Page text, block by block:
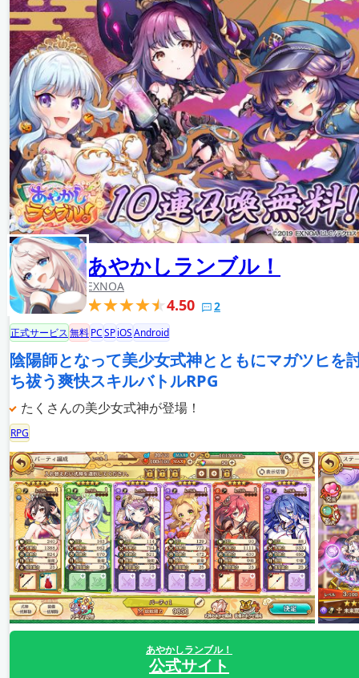
あやかしランブル！
EXNOA
4.50 2
正式サービス無料PCSPiOSAndroid
陰陽師となって美少女式神とともにマガツヒを
ち祓う爽快スキルバトルRPG
たくさんの美少女式神が登場！
RPG
あやかしランブル！
公式サイト